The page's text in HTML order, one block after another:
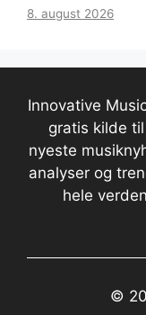
8. august 2026
Innovative
gratis kilde
nyeste
analyser og
hele
©